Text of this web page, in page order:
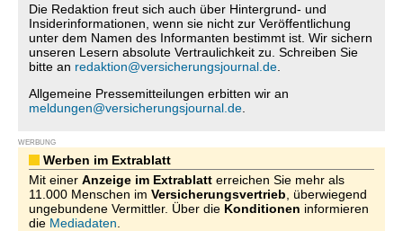
Die Redaktion freut sich auch über Hintergrund- und
Insiderinformationen, wenn sie nicht zur Veröffentlichung
unter dem Namen des Informanten bestimmt ist. Wir sichern
unseren Lesern absolute Vertraulichkeit zu. Schreiben Sie
bitte an redaktion@versicherungsjournal.de
Allgemeine Pressemitteilungen erbitten wir an
meldungen@versicherungsjournal.de
WERBUNG
Werben im Extrablatt
Mit einer Anzeige im Extrablatt erreichen Sie mehr als
11.000 Menschen im Versicherungsvertrieb , überwiegend
ungebundene Vermittler. Über die Konditionen informieren
die Mediadaten